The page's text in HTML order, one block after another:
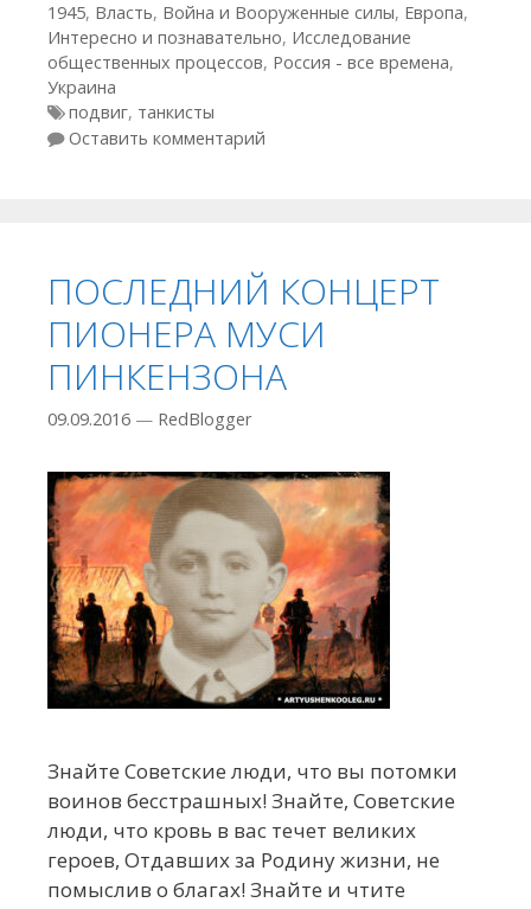
1945, Власть, Война и Вооруженные силы, Европа,
Интересно и познавательно, Исследование
общественных процессов, Россия - все времена,
Украина
Метки
подвиг, танкисты
Оставить комментарий
ПОСЛЕДНИЙ КОНЦЕРТ
ПИОНЕРА МУСИ
ПИНКЕНЗОНА
09.09.2016 — RedBlogger
Знайте Советские люди, что вы потомки
воинов бесстрашных! Знайте, Советские
люди, что кровь в вас течет великих
героев, Отдавших за Родину жизни, не
помыслив о благах! Знайте и чтите